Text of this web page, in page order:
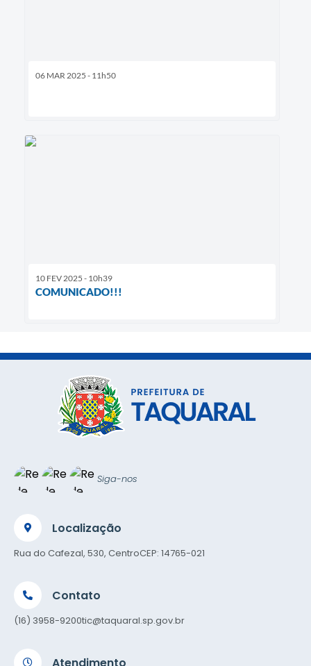
06 MAR 2025 - 11h50
10 FEV 2025 - 10h39
COMUNICADO!!!
Siga-nos
Localização
Rua do Cafezal, 530, CentroCEP: 14765-021
Contato
(16) 3958-9200tic@taquaral.sp.gov.br
Atendimento